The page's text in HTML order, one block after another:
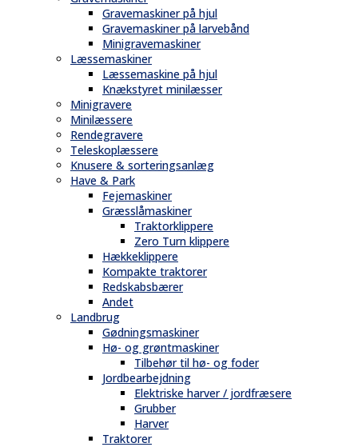
Gravemaskiner på hjul
Gravemaskiner på larvebånd
Minigravemaskiner
Læssemaskiner
Læssemaskine på hjul
Knækstyret minilæsser
Minigravere
Minilæssere
Rendegravere
Teleskoplæssere
Knusere & sorteringsanlæg
Have & Park
Fejemaskiner
Græsslåmaskiner
Traktorklippere
Zero Turn klippere
Hækkeklippere
Kompakte traktorer
Redskabsbærer
Andet
Landbrug
Gødningsmaskiner
Hø- og grøntmaskiner
Tilbehør til hø- og foder
Jordbearbejdning
Elektriske harver / jordfræsere
Grubber
Harver
Traktorer